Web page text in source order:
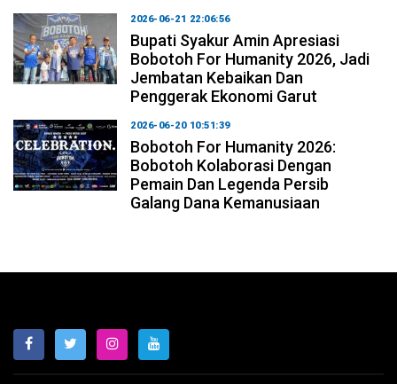
2026-06-21 22:06:56
Bupati Syakur Amin Apresiasi
Bobotoh For Humanity 2026, Jadi
Jembatan Kebaikan Dan
Penggerak Ekonomi Garut
2026-06-20 10:51:39
Bobotoh For Humanity 2026:
Bobotoh Kolaborasi Dengan
Pemain Dan Legenda Persib
Galang Dana Kemanusiaan